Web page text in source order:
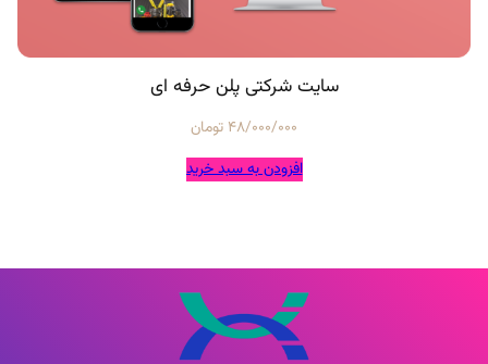
سایت شرکتی پلن حرفه ای
48/000/000 تومان
افزودن به سبد خرید